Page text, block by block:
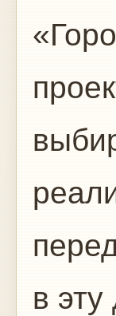
в